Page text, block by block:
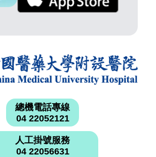
總機電話專線
04 22052121
人工掛號服務
04 22056631